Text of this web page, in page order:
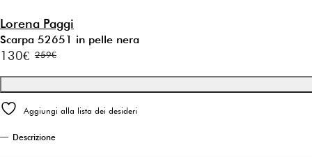
Lorena Paggi
Scarpa 52651 in pelle nera
259€
Il
originale
259€.
130€
Il
attuale
130€.
Aggiungi alla lista dei desideri
Descrizione